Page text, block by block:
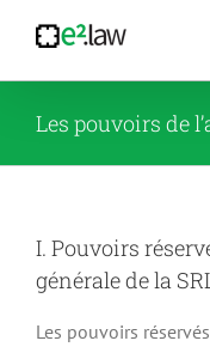
contenu
Les pouvoirs de
I. Pouvoirs
générale de la
Les pouvoirs